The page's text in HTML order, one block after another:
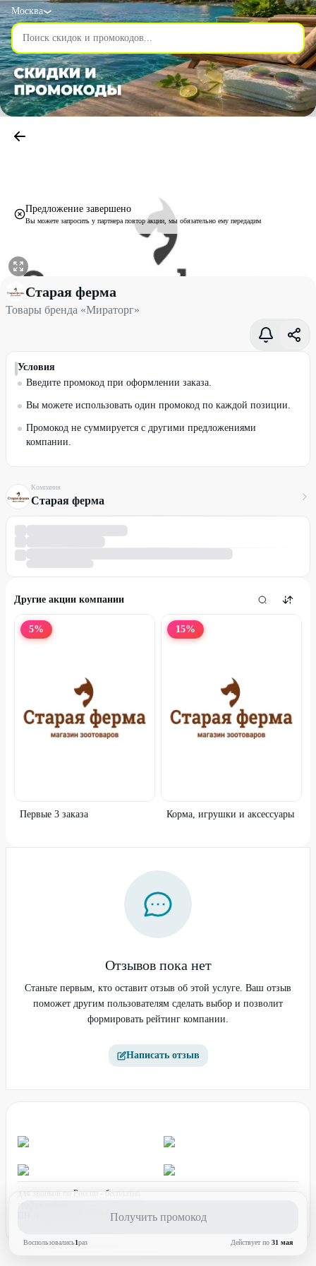
Москва
Предложение завершено
Вы можете запросить у партнера повтор акции, мы обязательно ему передадим
Товары бренда «Мираторг» со скидкой 10% - Старая ферма в
Старая ферма
Товары бренда «Мираторг»
Условия
Введите промокод при оформлении заказа.
Вы можете использовать один промокод по каждой позиции.
Промокод не суммируется с другими предложениями
компании.
Получить промокод
Воспользовались1раз Действует по 31 мая
Компания
Старая ферма
Другие акции компании
5%
Первые 3 заказа
15%
Корма, игрушки и аксессуары
Отзывов пока нет
Станьте первым, кто оставит отзыв об этой услуге. Ваш отзыв
поможет другим пользователям сделать выбор и позволит
формировать рейтинг компании.
Написать отзыв
для звонков по России - бесплатно
ПН-ПТ с 08:00 до 17:00 (по МСК)